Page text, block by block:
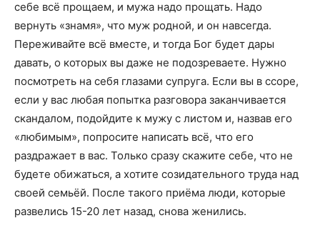
себе всё прощаем, и мужа надо прощать. Надо
вернуть «знамя», что муж родной, и он навсегда.
Переживайте всё вместе, и тогда Бог будет дары
давать, о которых вы даже не подозреваете. Нужно
посмотреть на себя глазами супруга. Если вы в ссоре,
если у вас любая попытка разговора заканчивается
скандалом, подойдите к мужу с листом и, назвав его
«любимым», попросите написать всё, что его
раздражает в вас. Только сразу скажите себе, что не
будете обижаться, а хотите созидательного труда над
своей семьёй. После такого приёма люди, которые
развелись 15-20 лет назад, снова женились.